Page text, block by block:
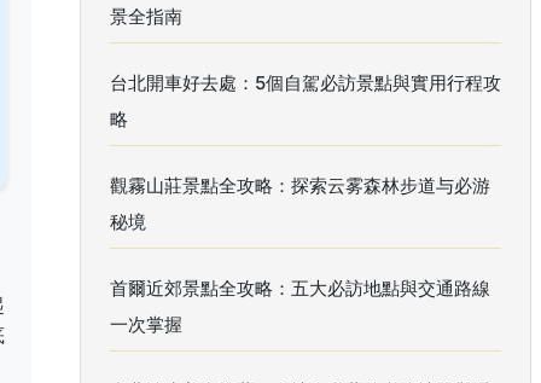
景全指南
台北開車好去處：5個自駕必訪景點與實用行程攻
略
觀霧山莊景點全攻略：探索云雾森林步道与必游
秘境
首爾近郊景點全攻略：五大必訪地點與交通路線
一次掌握